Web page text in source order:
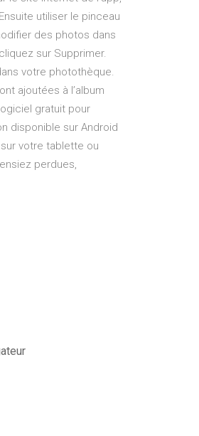
utiliser le pinceau
des photos dans
sur Supprimer.
votre photothèque.
ajoutées à l’album
gratuit pour
disponible sur Android
votre tablette ou
perdues,